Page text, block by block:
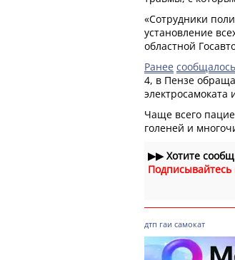
«Сотрудники
установление
областной
Ранее сообщалось
4, в Пензе
Чаще всего
голеней и
▶▶Хотите
дтп гаи самокат